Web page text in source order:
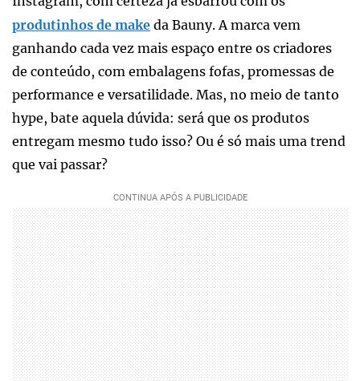
produtinhos de make da Bauny. A marca vem
ganhando cada vez mais espaço entre os criadores
de conteúdo, com embalagens fofas, promessas de
performance e versatilidade. Mas, no meio de tanto
hype, bate aquela dúvida: será que os produtos
entregam mesmo tudo isso? Ou é só mais uma trend
que vai passar?